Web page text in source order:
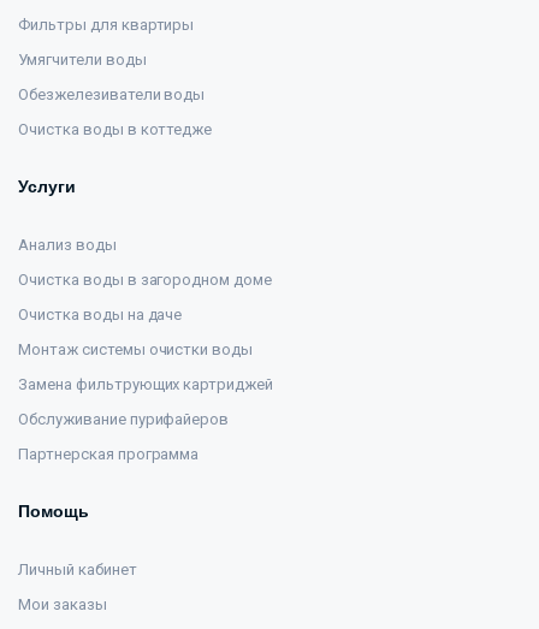
Фильтры для квартиры
Умягчители воды
Обезжелезиватели воды
Очистка воды в коттедже
Услуги
Анализ воды
Очистка воды в загородном доме
Очистка воды на даче
Монтаж системы очистки воды
Замена фильтрующих картриджей
Обслуживание пурифайеров
Партнерская программа
Помощь
Личный кабинет
Мои заказы